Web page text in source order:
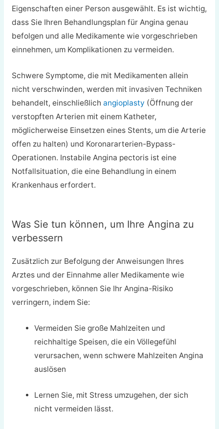
Eigenschaften einer Person ausgewählt. Es ist wichtig,
dass Sie Ihren Behandlungsplan für Angina genau
befolgen und alle Medikamente wie vorgeschrieben
einnehmen, um Komplikationen zu vermeiden.
Schwere Symptome, die mit Medikamenten allein
nicht verschwinden, werden mit invasiven Techniken
behandelt, einschließlich angioplasty (Öffnung der
verstopften Arterien mit einem Katheter,
möglicherweise Einsetzen eines Stents, um die Arterie
offen zu halten) und Koronararterien-Bypass-
Operationen. Instabile Angina pectoris ist eine
Notfallsituation, die eine Behandlung in einem
Krankenhaus erfordert.
Was Sie tun können, um Ihre Angina zu
verbessern
Zusätzlich zur Befolgung der Anweisungen Ihres
Arztes und der Einnahme aller Medikamente wie
vorgeschrieben, können Sie Ihr Angina-Risiko
verringern, indem Sie:
Vermeiden Sie große Mahlzeiten und
reichhaltige Speisen, die ein Völlegefühl
verursachen, wenn schwere Mahlzeiten Angina
auslösen
Lernen Sie, mit Stress umzugehen, der sich
nicht vermeiden lässt.